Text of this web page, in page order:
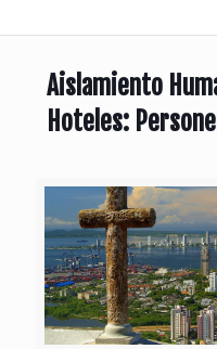
Aislamiento
Hoteles: